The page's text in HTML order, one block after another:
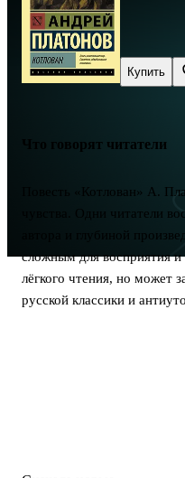
Купить
Что говорят читатели
Повесть «Котлован» А.
чувства. Одни читатели
автора и глубиной
сложным для восприятия
лёгкого чтения, но может
русской классики и